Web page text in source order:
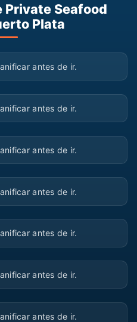
Seafood
Plata
antes de ir.
antes de ir.
antes de ir.
antes de ir.
antes de ir.
antes de ir.
antes de ir.